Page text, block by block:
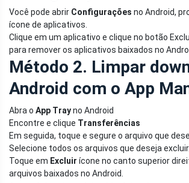
Você pode abrir Configurações no Android,
ícone de aplicativos.
Clique em um aplicativo e clique no botão
para remover os aplicativos baixados no
Método 2. Limpar
Android com o App
Abra o App Trayno Android
Encontre e clique Transferências
Em seguida, toque e segure o arquivo que
Selecione todos os arquivos que deseja excluir.
Toque em Excluir ícone no canto superior
arquivos baixados no Android.